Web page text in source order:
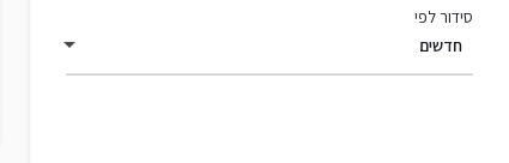
חדשים
סידור לפי